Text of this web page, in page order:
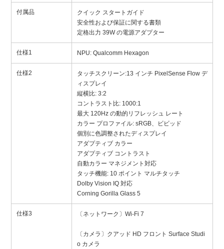
付属品
クイック スタートガイド
安全性および保証に関する書類
定格出力 39W の電源アダプター
仕様1 NPU: Qualcomm Hexagon
仕様2
タッチスクリーン:13 インチ PixelSense Flow デ
ィスプレイ
縦横比: 3:2
コントラスト比: 1000:1
最大 120Hz の動的リフレッシュ レート
カラー プロファイル: sRGB、ビビッド
個別に色調整されたディスプレイ
アダプティブ カラー
アダプティブ コントラスト
自動カラー マネジメント対応
タッチ機能: 10 ポイント マルチタッチ
Dolby Vision IQ 対応
Corning Gorilla Glass 5
仕様3 〔ネットワーク〕Wi-Fi 7
〔カメラ〕クアッド HD フロント Surface Studi
o カメラ